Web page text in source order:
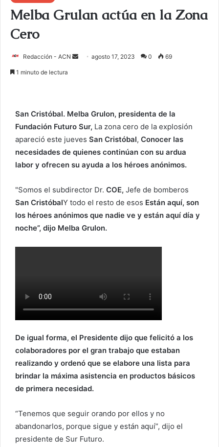
Melba Grulan actúa en la Zona
Cero
Redacción - ACN
r
u
n
c
o
l
o
agosto 17, 2023 0 69
1 minuto de lectura
San Cristóbal. Melba Grulon, presidenta de la
Fundación Futuro Sur, La zona cero de la explosión
apareció este jueves San Cristóbal, Conocer las
necesidades de quienes continúan con su ardua
labor y ofrecen su ayuda a los héroes anónimos.
"Somos el subdirector Dr. COE, Jefe de bomberos
San CristóbalY todo el resto de esos Están aquí, son
los héroes anónimos que nadie ve y están aquí día y
noche”, dijo Melba Grulon.
De igual forma, el Presidente dijo que felicitó a los
colaboradores por el gran trabajo que estaban
realizando y ordenó que se elabore una lista para
brindar la máxima asistencia en productos básicos
de primera necesidad.
“Tenemos que seguir orando por ellos y no
abandonarlos, porque sigue y están aquí”, dijo el
presidente de Sur Futuro.